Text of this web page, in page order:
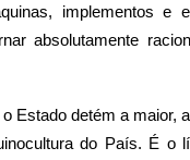
implementos e
absolutamente
Estado detém a maior,
do País. É o